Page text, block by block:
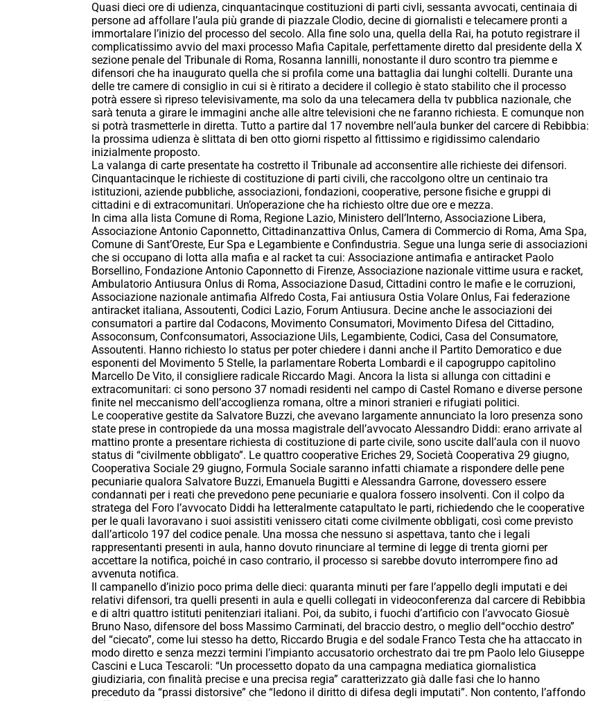
Quasi dieci ore di udienza, cinquantacinque costituzioni di parti civli, sessanta avvocati, centinaia di
persone ad affollare l’aula più grande di piazzale Clodio, decine di giornalisti e telecamere pronti a
immortalare l’inizio del processo del secolo. Alla fine solo una, quella della Rai, ha potuto registrare il
complicatissimo avvio del maxi processo Mafia Capitale, perfettamente diretto dal presidente della X
sezione penale del Tribunale di Roma, Rosanna Iannilli, nonostante il duro scontro tra piemme e
difensori che ha inaugurato quella che si profila come una battaglia dai lunghi coltelli. Durante una
delle tre camere di consiglio in cui si è ritirato a decidere il collegio è stato stabilito che il processo
potrà essere sì ripreso televisivamente, ma solo da una telecamera della tv pubblica nazionale, che
sarà tenuta a girare le immagini anche alle altre televisioni che ne faranno richiesta. E comunque non
si potrà trasmetterle in diretta. Tutto a partire dal 17 novembre nell’aula bunker del carcere di Rebibbia:
la prossima udienza è slittata di ben otto giorni rispetto al fittissimo e rigidissimo calendario
inizialmente proposto.
La valanga di carte presentate ha costretto il Tribunale ad acconsentire alle richieste dei difensori.
Cinquantacinque le richieste di costituzione di parti civili, che raccolgono oltre un centinaio tra
istituzioni, aziende pubbliche, associazioni, fondazioni, cooperative, persone fisiche e gruppi di
cittadini e di extracomunitari. Un’operazione che ha richiesto oltre due ore e mezza.
In cima alla lista Comune di Roma, Regione Lazio, Ministero dell’Interno, Associazione Libera,
Associazione Antonio Caponnetto, Cittadinanzattiva Onlus, Camera di Commercio di Roma, Ama Spa,
Comune di Sant’Oreste, Eur Spa e Legambiente e Confindustria. Segue una lunga serie di associazioni
che si occupano di lotta alla mafia e al racket ta cui: Associazione antimafia e antiracket Paolo
Borsellino, Fondazione Antonio Caponnetto di Firenze, Associazione nazionale vittime usura e racket,
Ambulatorio Antiusura Onlus di Roma, Associazione Dasud, Cittadini contro le mafie e le corruzioni,
Associazione nazionale antimafia Alfredo Costa, Fai antiusura Ostia Volare Onlus, Fai federazione
antiracket italiana, Assoutenti, Codici Lazio, Forum Antiusura. Decine anche le associazioni dei
consumatori a partire dal Codacons, Movimento Consumatori, Movimento Difesa del Cittadino,
Assoconsum, Confconsumatori, Associazione Uils, Legambiente, Codici, Casa del Consumatore,
Assoutenti. Hanno richiesto lo status per poter chiedere i danni anche il Partito Demoratico e due
esponenti del Movimento 5 Stelle, la parlamentare Roberta Lombardi e il capogruppo capitolino
Marcello De Vito, il consigliere radicale Riccardo Magi. Ancora la lista si allunga con cittadini e
extracomunitari: ci sono persono 37 nomadi residenti nel campo di Castel Romano e diverse persone
finite nel meccanismo dell’accoglienza romana, oltre a minori stranieri e rifugiati politici.
Le cooperative gestite da Salvatore Buzzi, che avevano largamente annunciato la loro presenza sono
state prese in contropiede da una mossa magistrale dell’avvocato Alessandro Diddi: erano arrivate al
mattino pronte a presentare richiesta di costituzione di parte civile, sono uscite dall’aula con il nuovo
status di “civilmente obbligato”. Le quattro cooperative Eriches 29, Società Cooperativa 29 giugno,
Cooperativa Sociale 29 giugno, Formula Sociale saranno infatti chiamate a rispondere delle pene
pecuniarie qualora Salvatore Buzzi, Emanuela Bugitti e Alessandra Garrone, dovessero essere
condannati per i reati che prevedono pene pecuniarie e qualora fossero insolventi. Con il colpo da
stratega del Foro l’avvocato Diddi ha letteralmente catapultato le parti, richiedendo che le cooperative
per le quali lavoravano i suoi assistiti venissero citati come civilmente obbligati, così come previsto
dall’articolo 197 del codice penale. Una mossa che nessuno si aspettava, tanto che i legali
rappresentanti presenti in aula, hanno dovuto rinunciare al termine di legge di trenta giorni per
accettare la notifica, poiché in caso contrario, il processo si sarebbe dovuto interrompere fino ad
avvenuta notifica.
Il campanello d’inizio poco prima delle dieci: quaranta minuti per fare l’appello degli imputati e dei
relativi difensori, tra quelli presenti in aula e quelli collegati in videoconferenza dal carcere di Rebibbia
e di altri quattro istituti penitenziari italiani. Poi, da subito, i fuochi d’artificio con l’avvocato Giosuè
Bruno Naso, difensore del boss Massimo Carminati, del braccio destro, o meglio dell“occhio destro”
del “ciecato”, come lui stesso ha detto, Riccardo Brugia e del sodale Franco Testa che ha attaccato in
modo diretto e senza mezzi termini l’impianto accusatorio orchestrato dai tre pm Paolo Ielo Giuseppe
Cascini e Luca Tescaroli: “Un processetto dopato da una campagna mediatica giornalistica
giudiziaria, con finalità precise e una precisa regia” caratterizzato già dalle fasi che lo hanno
preceduto da “prassi distorsive” che “ledono il diritto di difesa degli imputati”. Non contento, l’affondo